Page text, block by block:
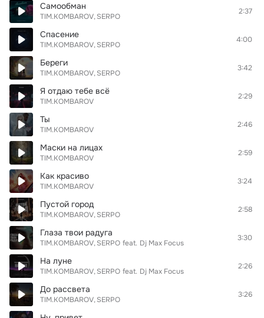
Самообман
TIM.KOMBAROV SERPO
2:37
Спасение
TIM.KOMBAROV SERPO
4:00
Береги
TIM.KOMBAROV SERPO
3:42
Я отдаю тебе всё
TIM.KOMBAROV
2:29
Ты
TIM.KOMBAROV
2:46
Маски на лицах
TIM.KOMBAROV
2:59
Как красиво
TIM.KOMBAROV
3:24
Пустой город
TIM.KOMBAROV SERPO
2:58
Глаза твои радуга
TIM.KOMBAROV SERPO feat. Dj Max Focus
3:30
На луне
TIM.KOMBAROV SERPO feat. Dj Max Focus
2:26
До рассвета
TIM.KOMBAROV SERPO
3:26